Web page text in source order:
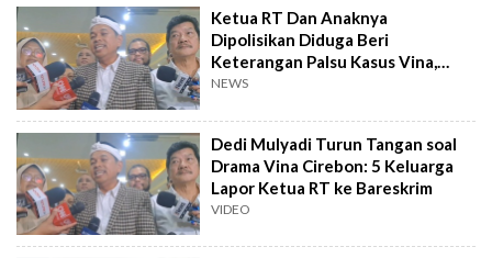
Ketua RT Dan Anaknya
Dipolisikan Diduga Beri
Keterangan Palsu Kasus Vina,
Akun YouTube Dedi Mulyadi
NEWS
Dedi Mulyadi Turun Tangan soal
Drama Vina Cirebon: 5 Keluarga
Lapor Ketua RT ke Bareskrim
VIDEO